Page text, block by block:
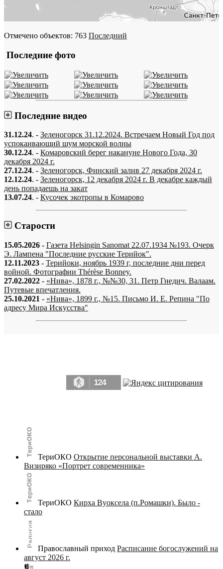
Отмечено объектов: 763 Последний
Последние фото
Последние видео
31.12.24. - Зеленогорск 31.12.2024. Встречаем Новый Год под
успокаивающий шум морской волны
30.12.24. - Комаровский берег накануне Нового Года, 30
декабря 2024 г.
27.12.24. - Зеленогорск, Финский залив 27 декабря 2024 г.
12.12.24. - Зеленогорск, 12 декабря 2024 г. В декабре каждый
день попадаешь на закат
13.07.24. - Кусочек экотропы в Комарово
Старости
15.05.2026 - Газета Helsingin Sanomat 22.07.1934 №193. Очерк
Э. Лампена "Последние русские Терийок".
12.11.2023 - Терийоки, ноябрь 1939 г, последние дни перед
войной. Фотографии Thérèse Bonney.
27.02.2022 - «Нива», 1878 г., №№30, 31. Петр Гнедич. Валаам.
Путевые впечатления.
25.10.2021 - «Нива», 1899 г., №15. Письмо И. Е. Репина "По
адресу Мира Искусства"
124
ТериОКО Открытие персональной выставки А.
Визиряко «Портрет современника»
ТериОКО Кирха Вуоксела (п.Ромашки). Было -
стало
Православный приход Расписание богослужений на
август 2026 г.